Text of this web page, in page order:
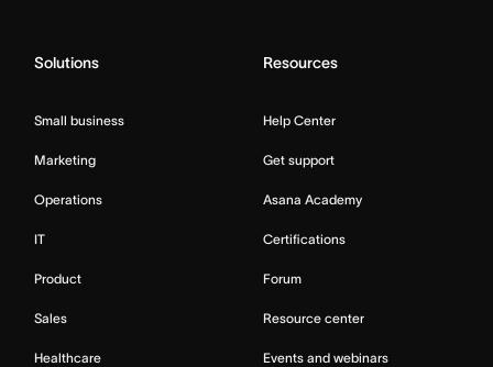
Solutions
Small business
Marketing
Operations
IT
Product
Sales
Healthcare
Resources
Help Center
Get support
Asana Academy
Certifications
Forum
Resource center
Events and webinars